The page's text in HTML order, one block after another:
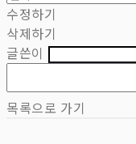
수정하기
삭제하기
글쓴이
목록으로 가기